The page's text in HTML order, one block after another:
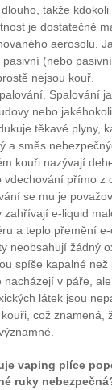
takže
je dostatečně
aerosolu.
(nebo
nejsou kouř.
Spalování
nebo
těkavé plyny,
a směs
kouři nazývají
vdechování přímo z
se mu je
zahřívají e-liquid
a teplo přemění
neobsahují žádný
spíše kapalné než
nacházejí v páře,
látek jsou
což znamená,
vaping plíce
ruky